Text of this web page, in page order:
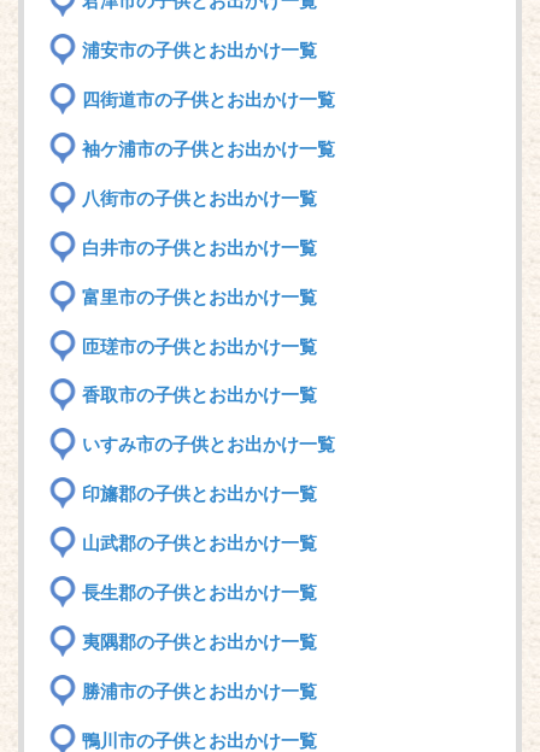
浦安市の子供とお出かけ一覧
四街道市の子供とお出かけ一覧
袖ケ浦市の子供とお出かけ一覧
八街市の子供とお出かけ一覧
白井市の子供とお出かけ一覧
富里市の子供とお出かけ一覧
匝瑳市の子供とお出かけ一覧
香取市の子供とお出かけ一覧
いすみ市の子供とお出かけ一覧
印旛郡の子供とお出かけ一覧
山武郡の子供とお出かけ一覧
長生郡の子供とお出かけ一覧
夷隅郡の子供とお出かけ一覧
勝浦市の子供とお出かけ一覧
鴨川市の子供とお出かけ一覧